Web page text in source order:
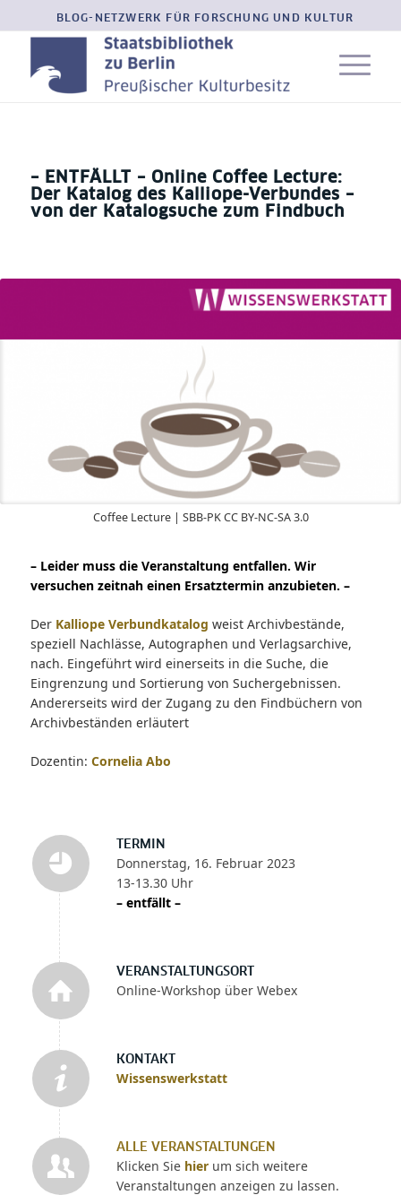
BLOG-NETZWERK FÜR FORSCHUNG UND KULTUR
– ENTFÄLLT – Online Coffee Lecture:
Der Katalog des Kalliope-Verbundes –
von der Katalogsuche zum Findbuch
TERMIN
Donnerstag, 16. Februar 2023
13-13.30 Uhr
– entfällt –
VERANSTALTUNGSORT
Online-Workshop über Webex
KONTAKT
Wissenswerkstatt
ALLE VERANSTALTUNGEN
Klicken Sie hierum sich weitere
Veranstaltungen anzeigen zu lassen.
Coffee Lecture | SBB-PK CC BY-NC-SA 3.0
– Leider muss die Veranstaltung entfallen. Wir
versuchen zeitnah einen Ersatztermin anzubieten. –
Der Kalliope Verbundkatalog weist Archivbestände,
speziell Nachlässe, Autographen und Verlagsarchive,
nach. Eingeführt wird einerseits in die Suche, die
Eingrenzung und Sortierung von Suchergebnissen.
Andererseits wird der Zugang zu den Findbüchern von
Archivbeständen erläutert
Dozentin: Cornelia Abo